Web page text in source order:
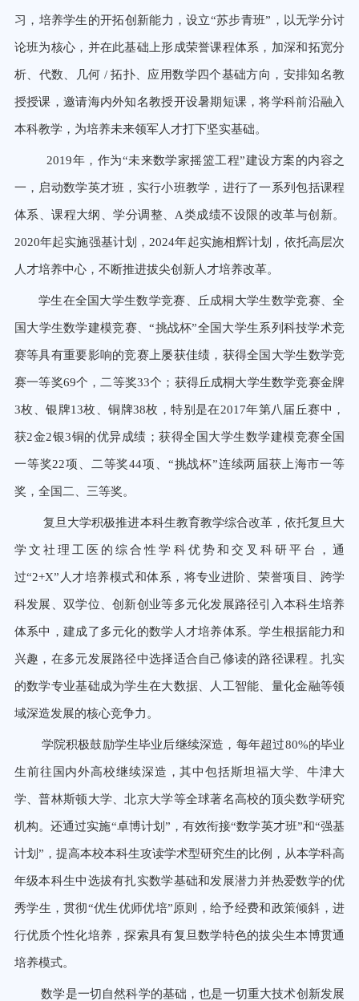
习，培养学生的开拓创新能力，设立“苏步青班”，以无学分讨
论班为核心，并在此基础上形成荣誉课程体系，加深和拓宽分
析、代数、几何 / 拓扑、应用数学四个基础方向，安排知名教
授授课，邀请海内外知名教授开设暑期短课，将学科前沿融入
本科教学，为培养未来领军人才打下坚实基础。
2019年，作为“未来数学家摇篮工程”建设方案的内容之
一，启动数学英才班，实行小班教学，进行了一系列包括课程
体系、课程大纲、学分调整、A类成绩不设限的改革与创新。
2020年起实施强基计划，2024年起实施相辉计划，依托高层次
人才培养中心，不断推进拔尖创新人才培养改革。
学生在全国大学生数学竞赛、丘成桐大学生数学竞赛、全
国大学生数学建模竞赛、“挑战杯”全国大学生系列科技学术竞
赛等具有重要影响的竞赛上屡获佳绩，获得全国大学生数学竞
赛一等奖69个，二等奖33个；获得丘成桐大学生数学竞赛金牌
3枚、银牌13枚、铜牌38枚，特别是在2017年第八届丘赛中，
获2金2银3铜的优异成绩；获得全国大学生数学建模竞赛全国
一等奖22项、二等奖44项、“挑战杯”连续两届获上海市一等
奖，全国二、三等奖。
复旦大学积极推进本科生教育教学综合改革，依托复旦大
学文社理工医的综合性学科优势和交叉科研平台，通
过“2+X” 人才培养模式和体系，将专业进阶、荣誉项目、跨学
科发展、双学位、创新创业等多元化发展路径引入本科生培养
体系中，建成了多元化的数学人才培养体系。学生根据能力和
兴趣，在多元发展路径中选择适合自己修读的路径课程。扎实
的数学专业基础成为学生在大数据、人工智能、量化金融等领
域深造发展的核心竞争力。
学院积极鼓励学生毕业后继续深造，每年超过80%的毕业
生前往国内外高校继续深造，其中包括斯坦福大学、牛津大
学、普林斯顿大学、北京大学等全球著名高校的顶尖数学研究
机构。还通过实施“卓博计划”，有效衔接“数学英才班”和“强基
计划”，提高本校本科生攻读学术型研究生的比例，从本学科高
年级本科生中选拔有扎实数学基础和发展潜力并热爱数学的优
秀学生，贯彻“优生优师优培”原则，给予经费和政策倾斜，进
行优质个性化培养，探索具有复旦数学特色的拔尖生本博贯通
培养模式。
数学是一切自然科学的基础，也是一切重大技术创新发展